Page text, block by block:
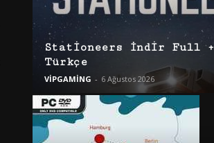
Stationeers İndir Full +
Türkçe
VİPGAMİNG - 6 Ağustos 2026